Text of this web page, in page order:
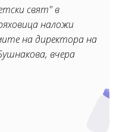
свят" в
наложи
на директора на
вчера